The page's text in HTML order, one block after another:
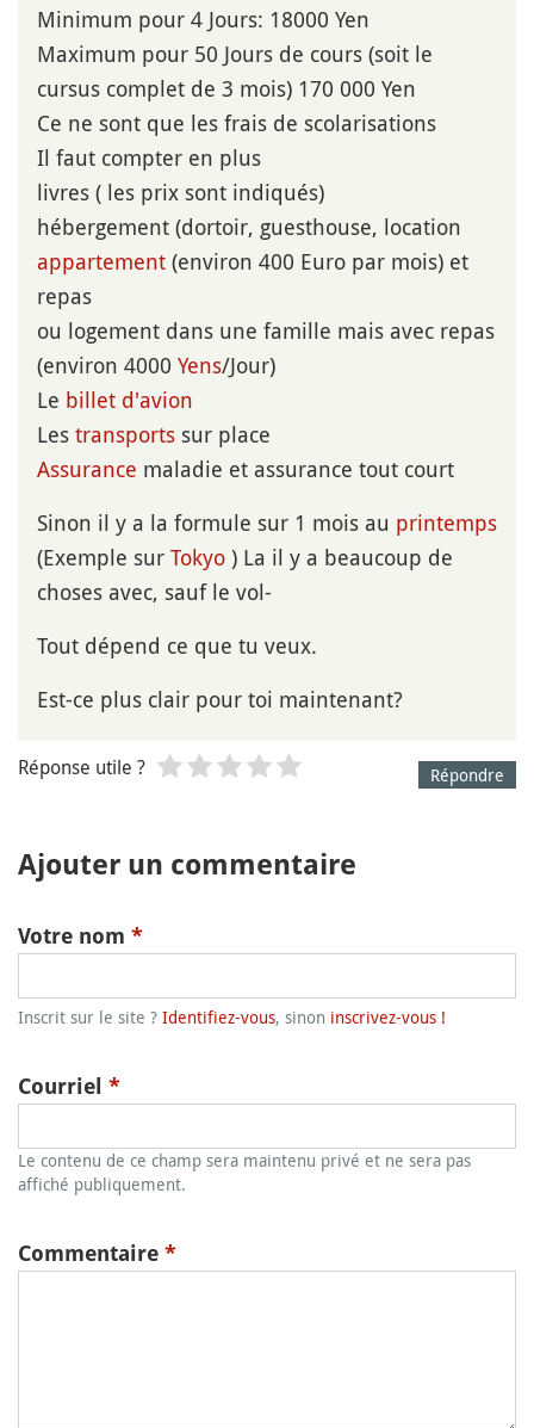
Minimum pour 4 Jours: 18000 Yen
Maximum pour 50 Jours de cours (soit le
cursus complet de 3 mois) 170 000 Yen
Ce ne sont que les frais de scolarisations
Il faut compter en plus
livres ( les prix sont indiqués)
hébergement (dortoir, guesthouse, location
appartement (environ 400 Euro par mois) et
repas
ou logement dans une famille mais avec repas
(environ 4000 Yens/Jour)
Le billet d'avion
Les transports sur place
Assurance maladie et assurance tout court
Sinon il y a la formule sur 1 mois au printemps
(Exemple sur Tokyo ) La il y a beaucoup de
choses avec, sauf le vol-
Tout dépend ce que tu veux.
Est-ce plus clair pour toi maintenant?
Répondre
Réponse utile ?
Ajouter un commentaire
Votre nom *
Inscrit sur le site ? Identifiez-vous, sinon inscrivez-vous !
Courriel *
Le contenu de ce champ sera maintenu privé et ne sera pas
affiché publiquement.
Commentaire *